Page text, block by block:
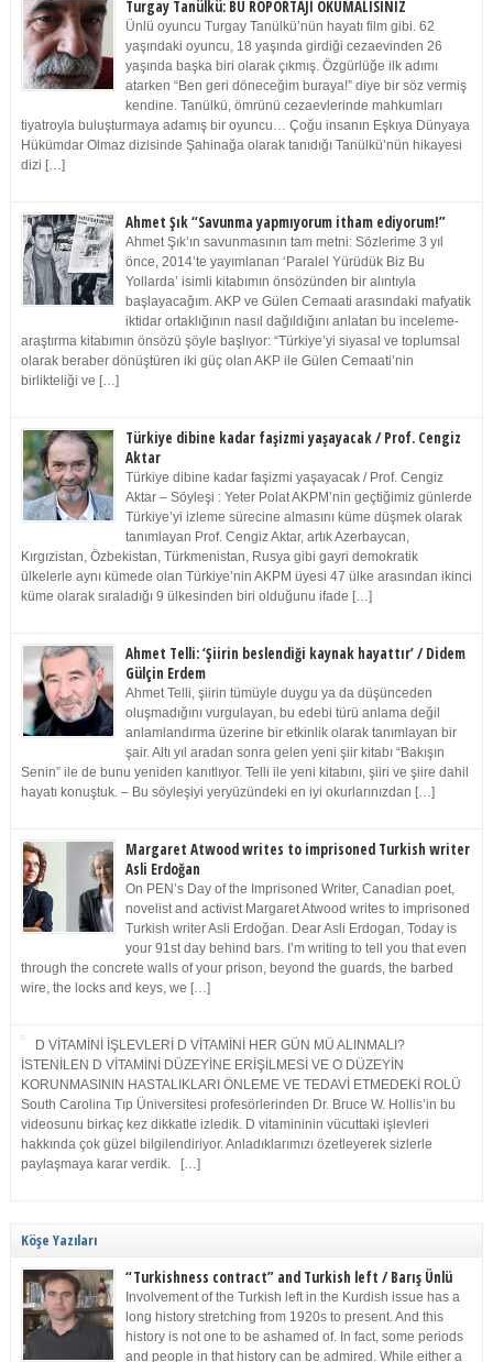
Turgay Tanülkü: BU RÖPORTAJI OKUMALISINIZ
Ünlü oyuncu Turgay Tanülkü’nün hayatı film gibi. 62
yaşındaki oyuncu, 18 yaşında girdiği cezaevinden 26
yaşında başka biri olarak çıkmış. Özgürlüğe ilk adımı
atarken “Ben geri döneceğim buraya!” diye bir söz vermiş
kendine. Tanülkü, ömrünü cezaevlerinde mahkumları
tiyatroyla buluşturmaya adamış bir oyuncu… Çoğu insanın Eşkıya Dünyaya
Hükümdar Olmaz dizisinde Şahinağa olarak tanıdığı Tanülkü’nün hikayesi
dizi […]
Ahmet Şık “Savunma yapmıyorum itham ediyorum!”
Ahmet Şık’ın savunmasının tam metni: Sözlerime 3 yıl
önce, 2014’te yayımlanan ‘Paralel Yürüdük Biz Bu
Yollarda’ isimli kitabımın önsözünden bir alıntıyla
başlayacağım. AKP ve Gülen Cemaati arasındaki mafyatik
iktidar ortaklığının nasıl dağıldığını anlatan bu inceleme-
araştırma kitabımın önsözü şöyle başlıyor: “Türkiye’yi siyasal ve toplumsal
olarak beraber dönüştüren iki güç olan AKP ile Gülen Cemaati’nin
birlikteliği ve […]
Türkiye dibine kadar faşizmi yaşayacak / Prof. Cengiz
Aktar
Türkiye dibine kadar faşizmi yaşayacak / Prof. Cengiz
Aktar – Söyleşi : Yeter Polat AKPM’nin geçtiğimiz günlerde
Türkiye’yi izleme sürecine almasını küme düşmek olarak
tanımlayan Prof. Cengiz Aktar, artık Azerbaycan,
Kırgızistan, Özbekistan, Türkmenistan, Rusya gibi gayri demokratik
ülkelerle aynı kümede olan Türkiye’nin AKPM üyesi 47 ülke arasından ikinci
küme olarak sıraladığı 9 ülkesinden biri olduğunu ifade […]
Ahmet Telli: ‘Şiirin beslendiği kaynak hayattır’ / Didem
Gülçin Erdem
Ahmet Telli, şiirin tümüyle duygu ya da düşünceden
oluşmadığını vurgulayan, bu edebi türü anlama değil
anlamlandırma üzerine bir etkinlik olarak tanımlayan bir
şair. Altı yıl aradan sonra gelen yeni şiir kitabı “Bakışın
Senin” ile de bunu yeniden kanıtlıyor. Telli ile yeni kitabını, şiiri ve şiire dahil
hayatı konuştuk. – Bu söyleşiyi yeryüzündeki en iyi okurlarınızdan […]
Margaret Atwood writes to imprisoned Turkish writer
Asli Erdoğan
On PEN’s Day of the Imprisoned Writer, Canadian poet,
novelist and activist Margaret Atwood writes to imprisoned
Turkish writer Asli Erdoğan. Dear Asli Erdogan, Today is
your 91st day behind bars. I’m writing to tell you that even
through the concrete walls of your prison, beyond the guards, the barbed
wire, the locks and keys, we […]
D VİTAMİNİ İŞLEVLERİ D VİTAMİNİ HER GÜN MÜ ALINMALI?
İSTENİLEN D VİTAMİNİ DÜZEYİNE ERİŞİLMESİ VE O DÜZEYİN
KORUNMASININ HASTALIKLARI ÖNLEME VE TEDAVİ ETMEDEKİ ROLÜ
South Carolina Tıp Üniversitesi profesörlerinden Dr. Bruce W. Hollis’in bu
videosunu birkaç kez dikkatle izledik. D vitamininin vücuttaki işlevleri
hakkında çok güzel bilgilendiriyor. Anladıklarımızı özetleyerek sizlerle
paylaşmaya karar verdik. […]
Köşe Yazıları
“Turkishness contract” and Turkish left / Barış Ünlü
Involvement of the Turkish left in the Kurdish issue has a
long history stretching from 1920s to present. And this
history is not one to be ashamed of. In fact, some periods
and people in that history can be admired. While either a